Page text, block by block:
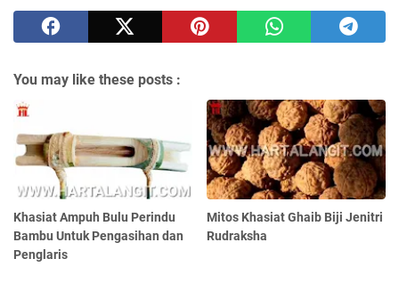
You may like these posts :
Khasiat Ampuh Bulu Perindu
Bambu Untuk Pengasihan dan
Penglaris
Mitos Khasiat Ghaib Biji Jenitri
Rudraksha